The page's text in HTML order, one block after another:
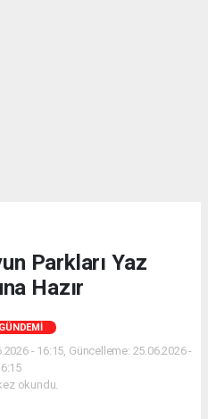
Parkları Yaz
Hazır
- 16:15, Güncelleme: 25.06.2026 -
okundu.